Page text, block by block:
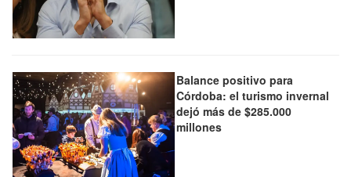
Balance positivo para
Córdoba: el turismo invernal
dejó más de $285.000
millones